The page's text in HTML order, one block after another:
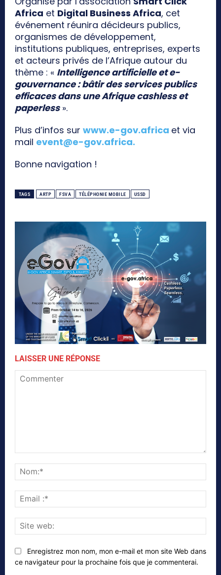
Africa et Digital Business Africa, cet
événement réunira décideurs publics,
organismes de développement,
institutions publiques, entreprises, experts
et acteurs privés de l’Afrique autour du
thème : « Intelligence artificielle et e-
gouvernance : bâtir des services publics
efficaces dans une Afrique cashless et
paperless».
Plus d’infos sur www.e-gov.africa et via
mail event@e-gov.africa.
Bonne navigation !
TAGS ARTP FSVA TÉLÉPHONIE MOBILE USSD
LAISSER UNE RÉPONSE
:*
web:
Enregistrez mon nom, mon e-mail et mon site Web dans
ce navigateur pour la prochaine fois que je commenterai.